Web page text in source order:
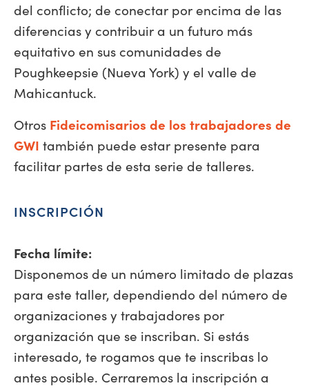
del conflicto; de conectar por encima de las
diferencias y contribuir a un futuro más
equitativo en sus comunidades de
Poughkeepsie (Nueva York) y el valle de
Mahicantuck.
Otros Fideicomisarios de los trabajadores de
GWI también puede estar presente para
facilitar partes de esta serie de talleres.
INSCRIPCIÓN
Fecha límite:
Disponemos de un número limitado de plazas
para este taller, dependiendo del número de
organizaciones y trabajadores por
organización que se inscriban. Si estás
interesado, te rogamos que te inscribas lo
antes posible. Cerraremos la inscripción a